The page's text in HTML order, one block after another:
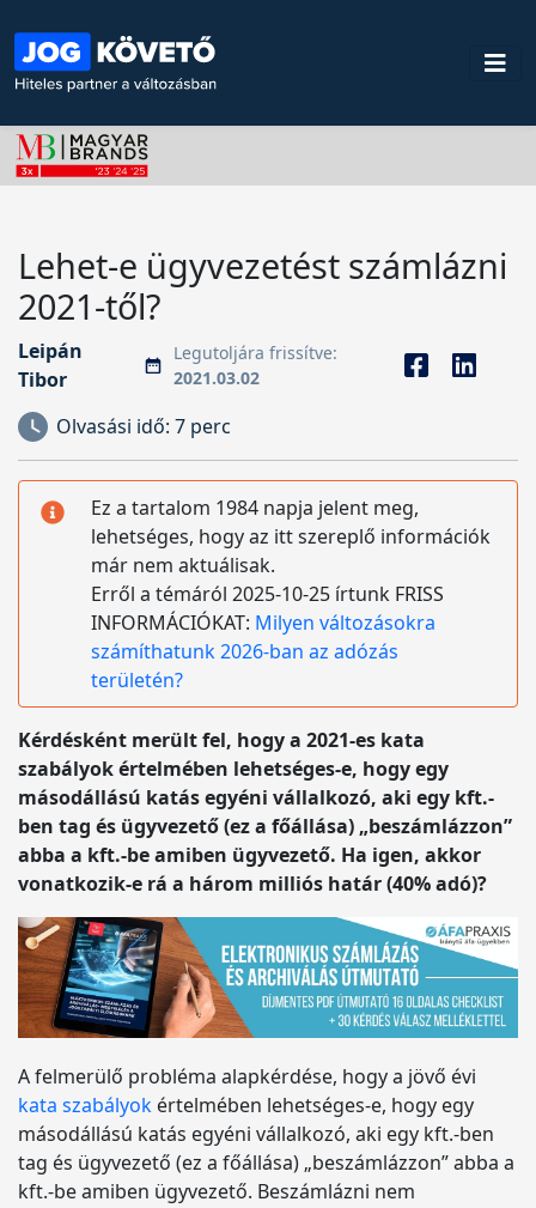
Lehet-e ügyvezetést számlázni
2021-től?
Leipán
Tibor
Legutoljára frissítve:
2021.03.02
Olvasási idő: 7 perc
Ez a tartalom 1984 napja jelent meg,
lehetséges, hogy az itt szereplő információk
már nem aktuálisak.
Erről a témáról 2025-10-25 írtunk FRISS
INFORMÁCIÓKAT: Milyen változásokra
számíthatunk 2026-ban az adózás
területén?
Kérdésként merült fel, hogy a 2021-es kata
szabályok értelmében lehetséges-e, hogy egy
másodállású katás egyéni vállalkozó, aki egy kft.-
ben tag és ügyvezető (ez a főállása) „beszámlázzon”
abba a kft.-be amiben ügyvezető. Ha igen, akkor
vonatkozik-e rá a három milliós határ (40% adó)?
A felmerülő probléma alapkérdése, hogy a jövő évi
kata szabályok értelmében lehetséges-e, hogy egy
másodállású katás egyéni vállalkozó, aki egy kft.-ben
tag és ügyvezető (ez a főállása) „beszámlázzon” abba a
kft.-be amiben ügyvezető. Beszámlázni nem